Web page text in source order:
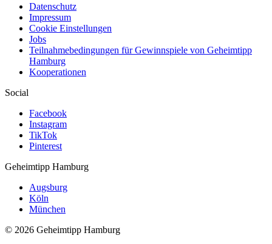
Datenschutz
Impressum
Cookie Einstellungen
Jobs
Teilnahmebedingungen für Gewinnspiele von Geheimtipp
Hamburg
Kooperationen
Social
Facebook
Instagram
TikTok
Pinterest
Geheimtipp Hamburg
Augsburg
Köln
München
© 2026 Geheimtipp Hamburg